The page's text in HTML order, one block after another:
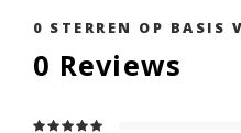
0 STERREN OP BASIS
0 Reviews